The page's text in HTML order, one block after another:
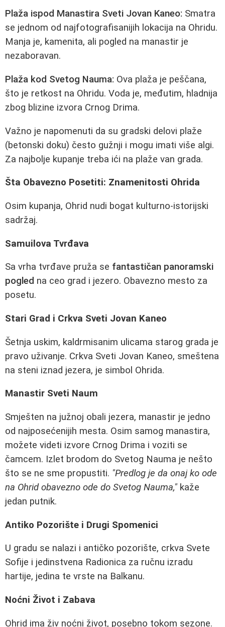
Plaža ispod Manastira Sveti Jovan Kaneo: Smatra
se jednom od najfotografisanijih lokacija na Ohridu.
Manja je, kamenita, ali pogled na manastir je
nezaboravan.
Plaža kod Svetog Nauma: Ova plaža je peščana,
što je retkost na Ohridu. Voda je, međutim, hladnija
zbog blizine izvora Crnog Drima.
Važno je napomenuti da su gradski delovi plaže
(betonski doku) često gužnji i mogu imati više algi.
Za najbolje kupanje treba ići na plaže van grada.
Šta Obavezno Posetiti: Znamenitosti Ohrida
Osim kupanja, Ohrid nudi bogat kulturno-istorijski
sadržaj.
Samuilova Tvrđava
Sa vrha tvrđave pruža se fantastičan panoramski
pogled na ceo grad i jezero. Obavezno mesto za
posetu.
Stari Grad i Crkva Sveti Jovan Kaneo
Šetnja uskim, kaldrmisanim ulicama starog grada je
pravo uživanje. Crkva Sveti Jovan Kaneo, smeštena
na steni iznad jezera, je simbol Ohrida.
Manastir Sveti Naum
Smješten na južnoj obali jezera, manastir je jedno
od najposećenijih mesta. Osim samog manastira,
možete videti izvore Crnog Drima i voziti se
čamcem. Izlet brodom do Svetog Nauma je nešto
što se ne sme propustiti. "Predlog je da onaj ko ode
na Ohrid obavezno ode do Svetog Nauma," kaže
jedan putnik.
Antiko Pozorište i Drugi Spomenici
U gradu se nalazi i antičko pozorište, crkva Svete
Sofije i jedinstvena Radionica za ručnu izradu
hartije, jedina te vrste na Balkanu.
Noćni Život i Zabava
Ohrid ima živ noćni život, posebno tokom sezone.